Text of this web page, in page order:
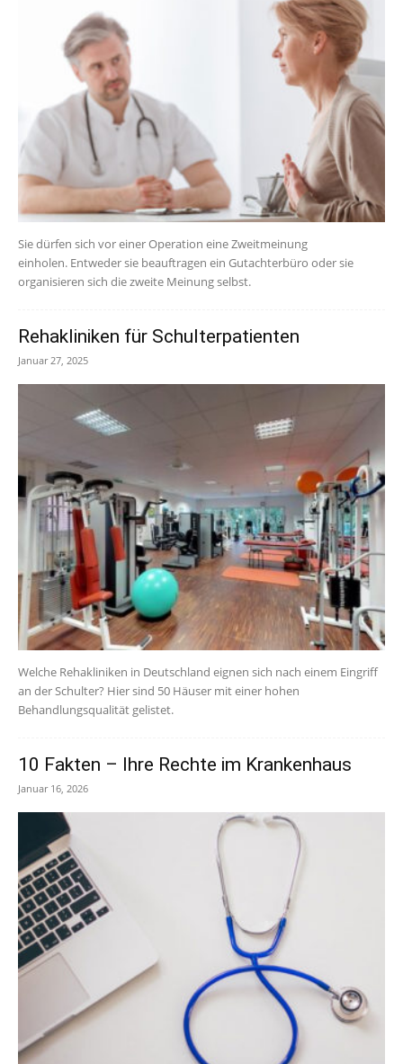
Sie dürfen sich vor einer Operation eine Zweitmeinung
einholen. Entweder sie beauftragen ein Gutachterbüro oder sie
organisieren sich die zweite Meinung selbst.
Rehakliniken für Schulterpatienten
Januar 27, 2025
Welche Rehakliniken in Deutschland eignen sich nach einem Eingriff
an der Schulter? Hier sind 50 Häuser mit einer hohen
Behandlungsqualität gelistet.
10 Fakten – Ihre Rechte im Krankenhaus
Januar 16, 2026